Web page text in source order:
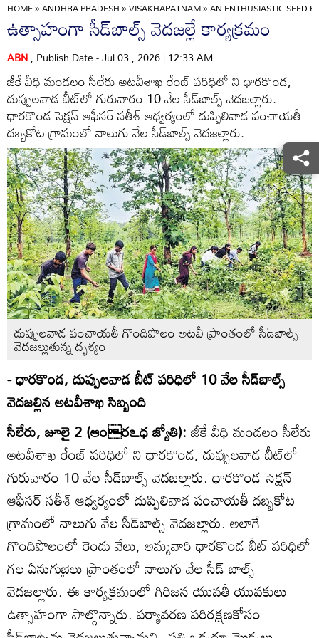
HOME»ANDHRA PRADESH»VISAKHAPATNAM»AN ENTHUSIASTIC SEED-
ఉత్సాహంగా సీడ్‌బాల్స్‌ వెదజల్లే కార్యక్రమం
ABN, Publish Date - Jul 03 , 2026 | 12:33 AM
జీకే వీధి మండలం సీలేరు అటవీశాఖ రేంజ్‌ పరిధిలో ని ధారకొండ,
దుప్పులవాడ బీట్‌లో గురువారం 10 వేల సీడ్‌బాల్స్‌ వెదజల్లారు.
ధారకొండ సెక్షన్‌ ఆఫీసర్‌ సతీశ్‌ ఆధ్వర్యంలో దుప్పిలివాడ పంచాయతీ
దబ్బకోట గ్రామంలో నాలుగు వేల సీడ్‌బాల్స్‌ వెదజల్లారు.
దుప్పులవాడ పంచాయతీ గొందిపొలం అటవీ ప్రాంతంలో సీడ్‌బాల్స్‌
వెదజల్లుతున్న దృశ్యం
- ధారకొండ, దుప్పులవాడ బీట్‌ పరిధిలో 10 వేల సీడ్‌బాల్స్‌
వెదజల్లిన అటవీశాఖ సిబ్బంది
సీలేరు, జూలై 2 (ఆంరఽధ జ్యోతి):జీకే వీధి మండలం సీలేరు
అటవీశాఖ రేంజ్‌ పరిధిలో ని ధారకొండ, దుప్పులవాడ బీట్‌లో
గురువారం 10 వేల సీడ్‌బాల్స్‌ వెదజల్లారు. ధారకొండ సెక్షన్‌
ఆఫీసర్‌ సతీశ్‌ ఆధ్వర్యంలో దుప్పిలివాడ పంచాయతీ దబ్బకోట
గ్రామంలో నాలుగు వేల సీడ్‌బాల్స్‌ వెదజల్లారు. అలాగే
గొందిపొలంలో రెండు వేలు, అమ్మవారి ధారకొండ బీట్‌ పరిధిలో
గల ఏనుగుబైలు ప్రాంతంలో నాలుగు వేల సీడ్‌ బాల్స్‌
వెదజల్లారు. ఈ కార్యక్రమంలో గిరిజన యువతీ యువకులు
ఉత్సాహంగా పాల్గొన్నారు. పర్యావరణ పరిరక్షణకోసం